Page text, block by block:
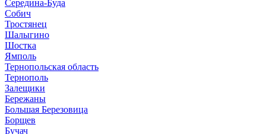
Середина-Буда
Собич
Тростянец
Шалыгино
Шостка
Ямполь
Тернопольская область
Тернополь
Залещики
Бережаны
Большая Березовица
Борщев
Бучач